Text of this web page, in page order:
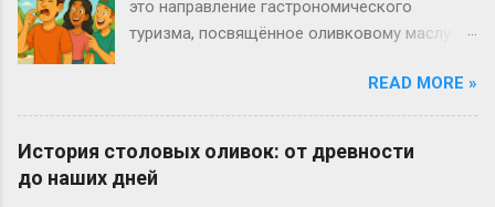
всегда было чем-то большим, чем продукт
питания, находя своё место в самых разных
это направление гастрономического
туризма, посвящённое оливковому маслу и
Термин появился в 1990-х годах в странах
Средиземноморья, где традиции
поколения в поколение. Сегодня
READ MORE »
История столовых оливок: от древности
до наших дней